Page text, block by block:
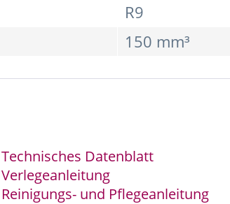
R9
150 mm³
Datenblatt
und Pflegeanleitung